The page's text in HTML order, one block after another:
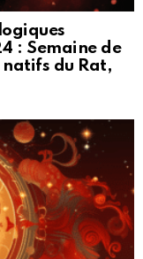
: Semaine de
natifs du Rat,